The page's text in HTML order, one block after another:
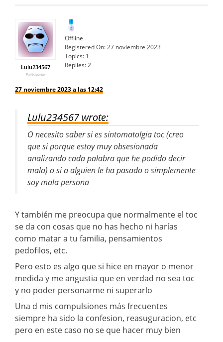
Lulu234567
Participante
Offline
Registered On:27 noviembre 2023
Topics: 1
Replies:2
27 noviembre 2023 a las 12:42
Lulu234567 wrote:
O necesito saber si es sintomatolgia toc (creo
que si porque estoy muy obsesionada
analizando cada palabra que he podido decir
mala) o si a alguien le ha pasado o simplemente
soy mala persona
Y también me preocupa que normalmente el toc
se da con cosas que no has hecho ni harías
como matar a tu familia, pensamientos
pedofilos, etc.
Pero esto es algo que si hice en mayor o menor
medida y me angustia que en verdad no sea toc
y no poder personarme ni superarlo
Una d mis compulsiones más frecuentes
siempre ha sido la confesion, reasuguracion, etc
pero en este caso no se que hacer muy bien